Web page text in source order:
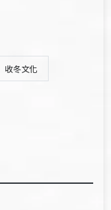
收冬文化